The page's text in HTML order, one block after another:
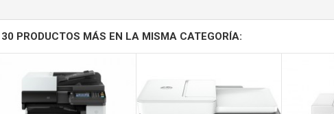
30 PRODUCTOS MÁS EN LA MISMA CATEGORÍA: